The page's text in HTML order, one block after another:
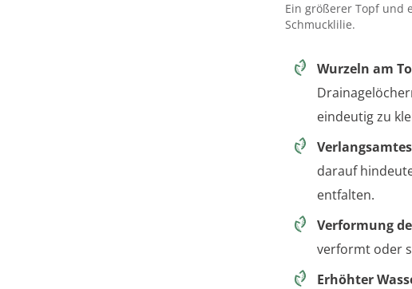
Ein größerer Topf und
Schmucklilie.
Wurzeln am
eindeutig zu
darauf
entfalten.
Verformung
verformt oder
Erhöhter